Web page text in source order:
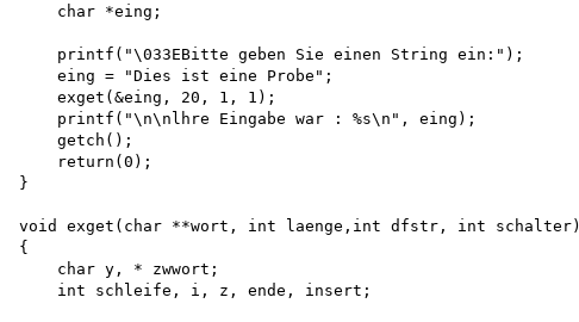
    char *eing;
    printf("\033EBitte geben Sie einen String ein:");
    eing = "Dies ist eine Probe";
    exget(&eing, 20, 1, 1);
    printf("\n\nlhre Eingabe war : %s\n", eing);
    getch();
    return(0);
}
void exget(char **wort, int laenge,int dfstr, int schalter)
{
    char y, * zwwort;
    int schleife, i, z, ende, insert;